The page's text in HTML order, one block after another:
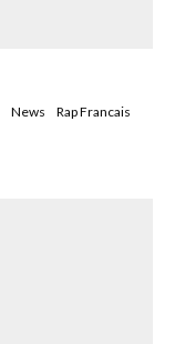
News
Rap Francais